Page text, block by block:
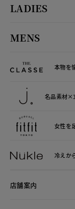
LADIES
MENS
本物を
名品素材×
女性を
冷えか
店舗案内